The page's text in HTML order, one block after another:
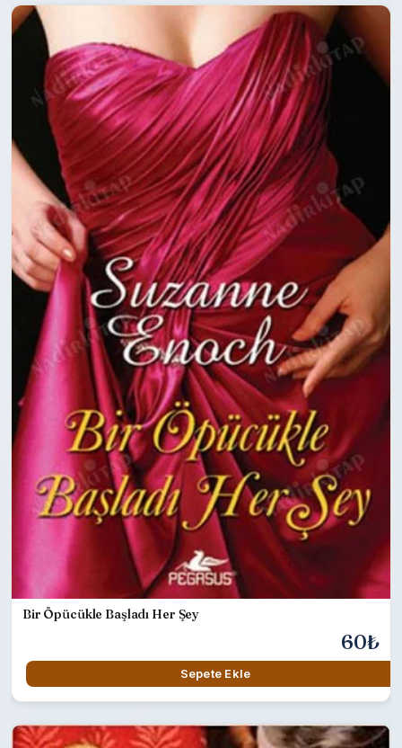
Bir Öpücükle Başladı Her Şey
60₺
Sepete Ekle